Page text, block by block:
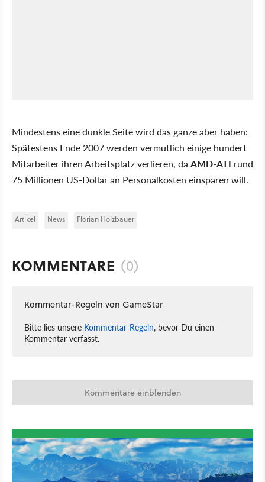
Mindestens eine dunkle Seite wird das ganze aber haben:
Spätestens Ende 2007 werden vermutlich einige hundert
Mitarbeiter ihren Arbeitsplatz verlieren, da AMD-ATI rund
75 Millionen US-Dollar an Personalkosten einsparen will.
Artikel News Florian Holzbauer
KOMMENTARE (0)
Kommentar-Regeln von GameStar
Bitte lies unsere Kommentar-Regeln, bevor Du einen
Kommentar verfasst.
Kommentare einblenden